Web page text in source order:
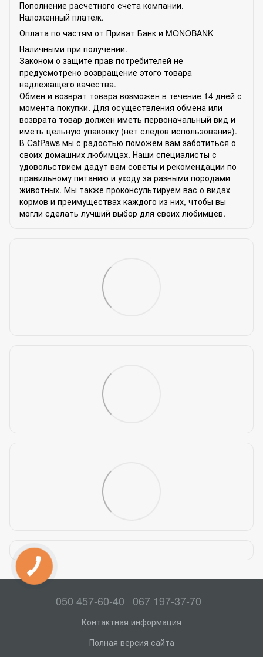
Пополнение расчетного счета компании.
Наложенный платеж.
Оплата по частям от Приват Банк и MONOBANK
Наличными при получении.
Законом о защите прав потребителей не
предусмотрено возвращение этого товара
надлежащего качества.
Обмен и возврат товара возможен в течение 14 дней с
момента покупки. Для осуществления обмена или
возврата товар должен иметь первоначальный вид и
иметь цельную упаковку (нет следов использования).
В CatPaws мы с радостью поможем вам заботиться о
своих домашних любимцах. Наши специалисты с
удовольствием дадут вам советы и рекомендации по
правильному питанию и уходу за разными породами
животных. Мы также проконсультируем вас о видах
кормов и преимуществах каждого из них, чтобы вы
могли сделать лучший выбор для своих любимцев.
050 457-60-40 067 197-37-70
Контактная информация
Полная версия сайта